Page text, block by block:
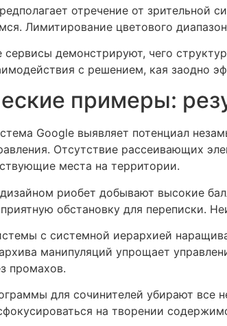
отречение от зрительной
Лимитирование цветового
демонстрируют, чего
с решением, кая заодно
примеры:
Google выявляет потенциал
Отсутствие рассеивающих
места на территории.
риобет добывают высокие
обстановку для переписки.
с системной иерархией
манипуляций упрощает
промахов.
для сочинителей убирают все
на творении